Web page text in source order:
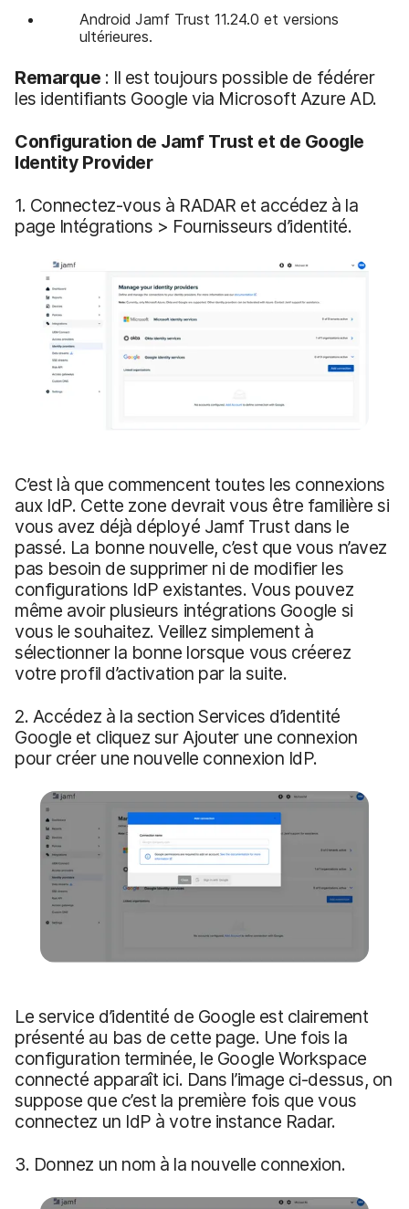
Android Jamf Trust 11.24.0 et versions
ultérieures.
Remarque : Il est toujours possible de fédérer
les identifiants Google via Microsoft Azure AD.
Configuration de Jamf Trust et de Google
Identity Provider
1. Connectez-vous à RADAR et accédez à la
page Intégrations > Fournisseurs d’identité.
C’est là que commencent toutes les connexions
aux IdP. Cette zone devrait vous être familière si
vous avez déjà déployé Jamf Trust dans le
passé. La bonne nouvelle, c’est que vous n’avez
pas besoin de supprimer ni de modifier les
configurations IdP existantes. Vous pouvez
même avoir plusieurs intégrations Google si
vous le souhaitez. Veillez simplement à
sélectionner la bonne lorsque vous créerez
votre profil d’activation par la suite.
2. Accédez à la section Services d’identité
Google et cliquez sur Ajouter une connexion
pour créer une nouvelle connexion IdP.
Le service d’identité de Google est clairement
présenté au bas de cette page. Une fois la
configuration terminée, le Google Workspace
connecté apparaît ici. Dans l’image ci-dessus, on
suppose que c’est la première fois que vous
connectez un IdP à votre instance Radar.
3. Donnez un nom à la nouvelle connexion.